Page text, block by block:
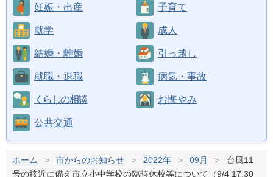
妊娠・出産 子育て
就学 成人
結婚・離婚 引っ越し
就職・退職 病気・事故
くらしの相談 お悔やみ
公共交通
ホーム > 市からのお知らせ > 2022年 > 09月 >
台風11
号の接近に備え市立小中学校の臨時休校等について（9/4 17:30